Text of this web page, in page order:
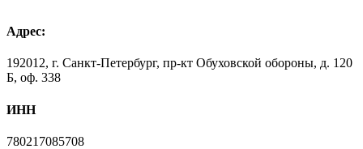
Адрес:
192012, г. Санкт-Петербург, пр-кт Обуховской обороны, д. 120
Б, оф. 338
ИНН
780217085708